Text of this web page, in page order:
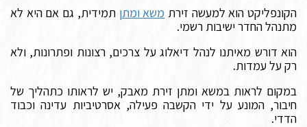
הקונפליקט הוא למעשה זירת משא ומתן תמידית, גם אם היא לא
מתנהל החדר ישיבות רשמי.
הוא דורש מאיתנו לנהל דיאלוג על צרכים, רצונות ופתרונות, ולא
רק על עמדות.
במקום לראות במשא ומתן זירת מאבק, יש לראותו כתהליך של
חיבור, המונע על ידי הקשבה פעילה, אסרטיביות עדינה וכבוד
הדדי.